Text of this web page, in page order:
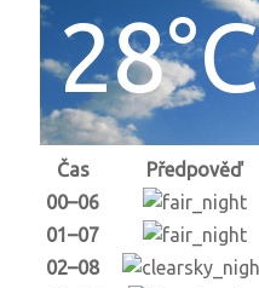
28°C
Čas Předpověď
00–06
01–07
02–08